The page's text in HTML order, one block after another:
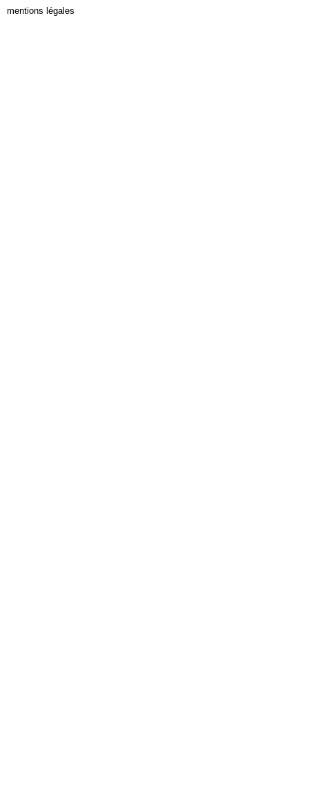
mentions légales